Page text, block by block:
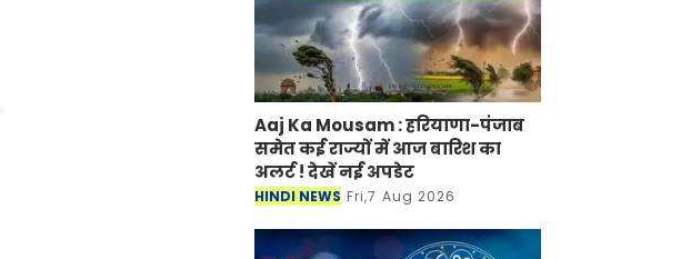
Aaj Ka Mousam : हरियाणा-पंजाब
समेत कई राज्यों में आज बारिश का
अलर्ट ! देखें नई अपडेट
HINDI NEWS Fri,7 Aug 2026